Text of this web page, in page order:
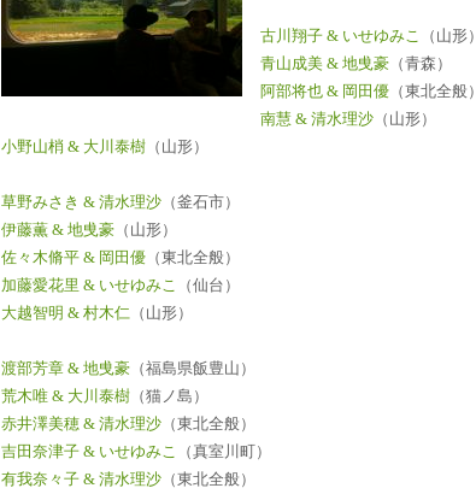
古川翔子 & いせゆみこ
（山形）
青山成美 & 地曵豪 （青森）
阿部将也 & 岡田優 （東北全般）
南慧 & 清水理沙 （山形）
小野山梢 & 大川泰樹 （山形）
草野みさき & 清水理沙 （釜石市）
伊藤薫 & 地曵豪 （山形）
佐々木脩平 & 岡田優 （東北全般）
加藤愛花里 & いせゆみこ
（仙台）
大越智明 & 村木仁 （山形）
渡部芳章 & 地曵豪 （福島県飯豊山）
荒木唯 & 大川泰樹 （猫ノ島）
赤井澤美穂 & 清水理沙 （東北全般）
吉田奈津子 & いせゆみこ
（真室川町）
有我奈々子 & 清水理沙 （東北全般）